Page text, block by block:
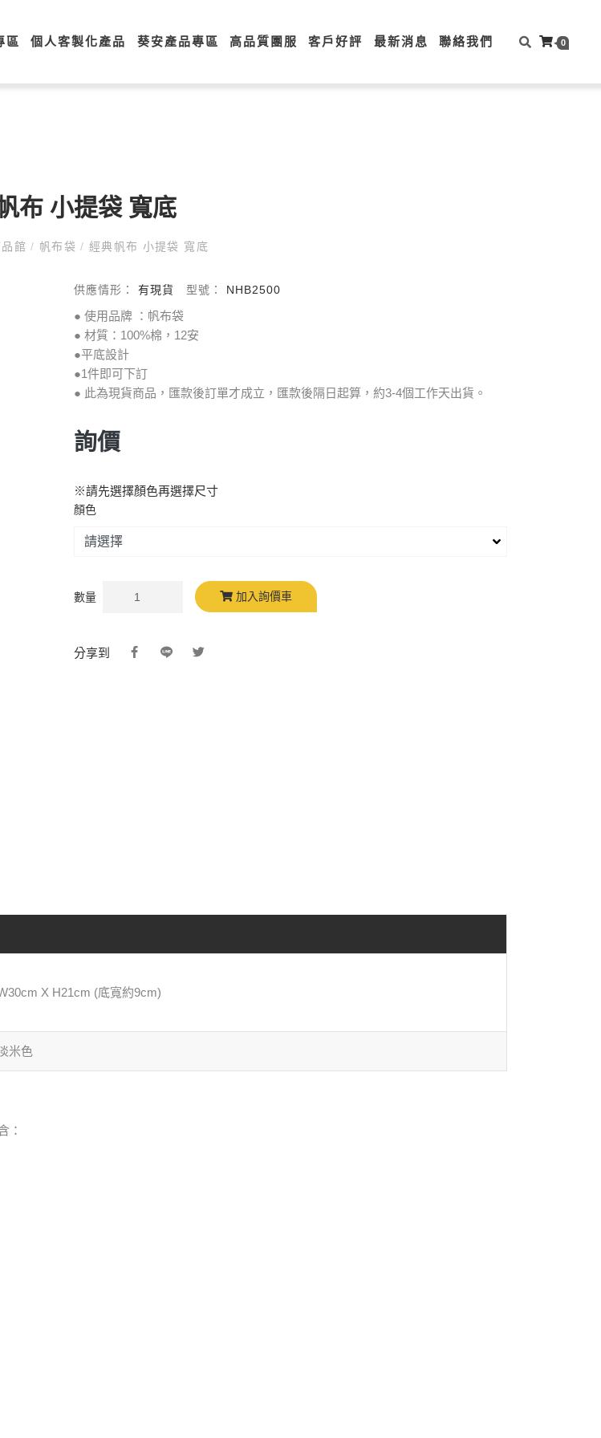
區 個人客製化產品 葵安產品專區 高品質團服 客戶好評 最新消息 聯絡我們 0
布 小提袋 寬底
品館/ 帆布袋/ 經典帆布 小提袋 寬底
供應情形： 有現貨 型號： NHB2500
● 使用品牌 ：帆布袋
● 材質：100%棉，12安
●平底設計
​​​​​​​​​​​​​​●1件即可下訂
● 此為現貨商品，匯款後訂單才成立，匯款後隔日起算，約3-4個工作天出貨。
詢價
※請先選擇顏色再選擇尺寸
顏色
數量 加入詢價車
分享到
X H21cm (底寬約9cm)
米色
：